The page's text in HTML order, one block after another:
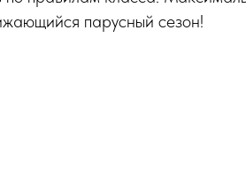
парусный сезон!